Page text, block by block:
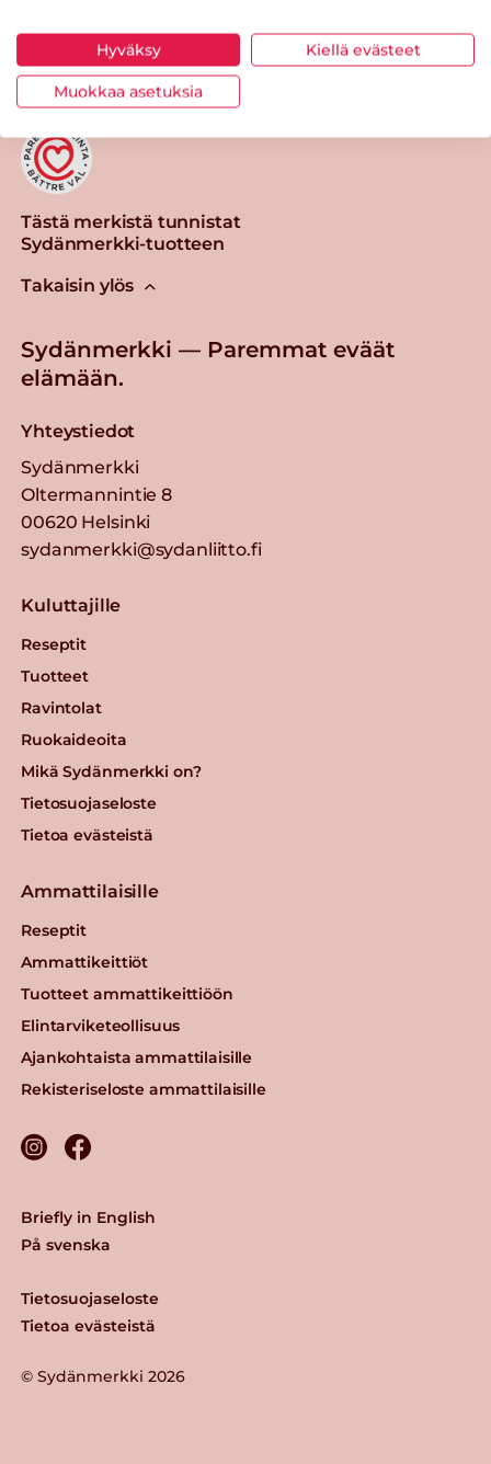
Tästä merkistä tunnistat
Sydänmerkki-tuotteen
Takaisin ylös
Sydänmerkki — Paremmat eväät
elämään.
Yhteystiedot
Sydänmerkki
Oltermannintie 8
00620 Helsinki
sydanmerkki@sydanliitto.fi
Kuluttajille
Reseptit
Tuotteet
Ravintolat
Ruokaideoita
Mikä Sydänmerkki on?
Tietosuojaseloste
Tietoa evästeistä
Ammattilaisille
Reseptit
Ammattikeittiöt
Tuotteet ammattikeittiöön
Elintarviketeollisuus
Ajankohtaista ammattilaisille
Rekisteriseloste ammattilaisille
© Sydänmerkki 2026
Tietosuojaseloste
Tietoa evästeistä
Briefly in English
På svenska
Hyväksy Kiellä evästeet
Muokkaa asetuksia